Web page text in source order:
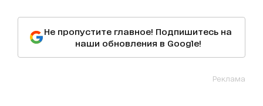
Не пропустите главное! Подпишитесь на
наши обновления в Google!
Реклама